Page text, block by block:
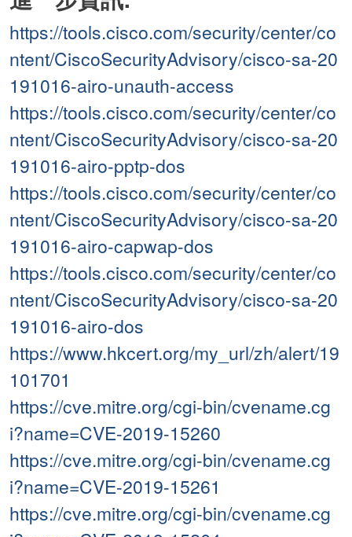
https://tools.cisco.com/security/center/co
ntent/CiscoSecurityAdvisory/cisco-sa-20
191016-airo-unauth-access
https://tools.cisco.com/security/center/co
ntent/CiscoSecurityAdvisory/cisco-sa-20
191016-airo-pptp-dos
https://tools.cisco.com/security/center/co
ntent/CiscoSecurityAdvisory/cisco-sa-20
191016-airo-capwap-dos
https://tools.cisco.com/security/center/co
ntent/CiscoSecurityAdvisory/cisco-sa-20
191016-airo-dos
https://www.hkcert.org/my_url/zh/alert/19
101701
https://cve.mitre.org/cgi-bin/cvename.cg
i?name=CVE-2019-15260
https://cve.mitre.org/cgi-bin/cvename.cg
i?name=CVE-2019-15261
https://cve.mitre.org/cgi-bin/cvename.cg